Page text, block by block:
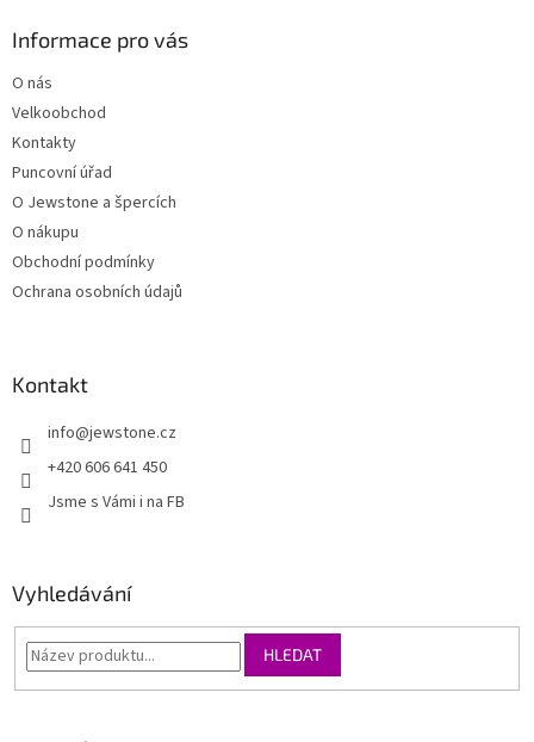
Informace pro vás
O nás
Velkoobchod
Kontakty
Puncovní úřad
O Jewstone a špercích
O nákupu
Obchodní podmínky
Ochrana osobních údajů
Kontakt
info@jewstone.cz
+420 606 641 450
Jsme s Vámi i na FB
Vyhledávání
HLEDAT